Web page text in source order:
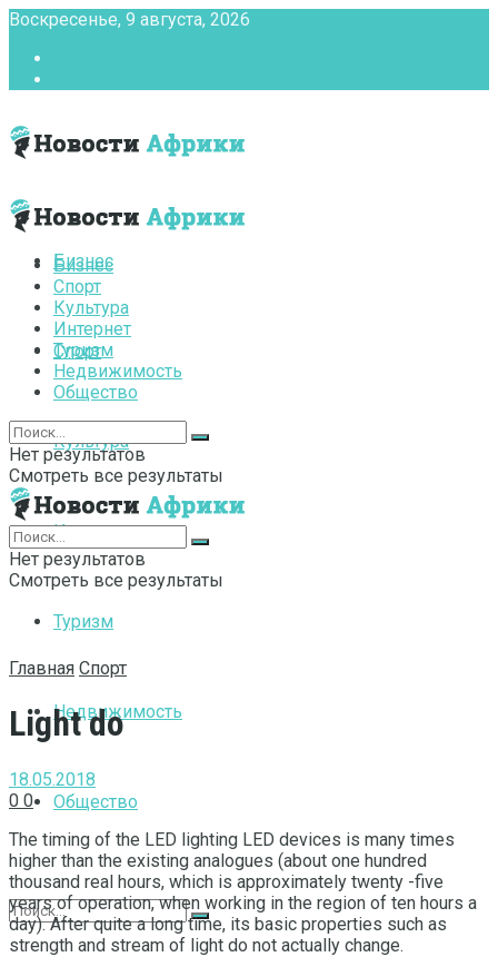
Воскресенье, 9 августа, 2026
Бизнес
Спорт
Культура
Интернет
Туризм
Недвижимость
Общество
Бизнес
Спорт
Культура
Интернет
Туризм
Недвижимость
Общество
Нет результатов
Смотреть все результаты
Нет результатов
Смотреть все результаты
Главная Спорт
Light do
18.05.2018
0 0
The timing of the LED lighting LED devices is many times
higher than the existing analogues (about one hundred
thousand real hours, which is approximately twenty -five
years of operation, when working in the region of ten hours a
day).After quite a long time, its basic properties such as
strength and stream of light do not actually change.